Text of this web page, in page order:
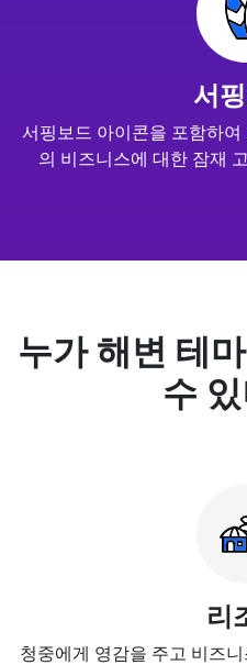
서
서핑보드 아이콘을 포함하
의 비즈니스에 대한 잠재
누가 해변 테
수
리
청중에게 영감을 주고 비즈